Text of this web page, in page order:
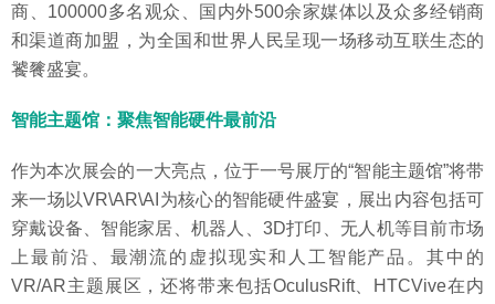
商、100000多名观众、国内外500余家媒体以及众多经销商
和渠道商加盟，为全国和世界人民呈现一场移动互联生态的
饕餮盛宴。
智能主题馆：聚焦智能硬件最前沿
作为本次展会的一大亮点，位于一号展厅的“智能主题馆”将带
来一场以VR\AR\AI为核心的智能硬件盛宴，展出内容包括可
穿戴设备、智能家居、机器人、3D打印、无人机等目前市场
上最前沿、最潮流的虚拟现实和人工智能产品。其中的
VR/AR主题展区，还将带来包括OculusRift、HTCVive在内